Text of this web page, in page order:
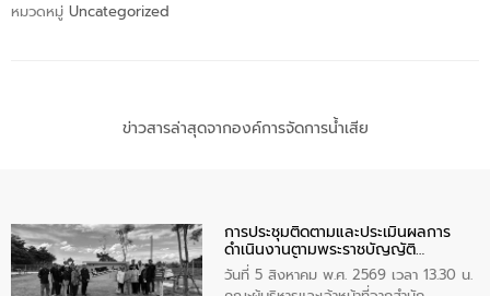
หมวดหมู่ Uncategorized
ข่าวสารล่าสุดจากองค์การจัดการน้ำเสีย
การประชุมติดตามและประเมินผลการ
ดำเนินงานตามพระราชบัญญัติ
ทรัพยากรน้ำ พ.ศ. 2561 ประจำ
ปีงบประมาณ พ.ศ. 2569
วันที่ 5 สิงหาคม พ.ศ. 2569 เวลา 13.30 น.